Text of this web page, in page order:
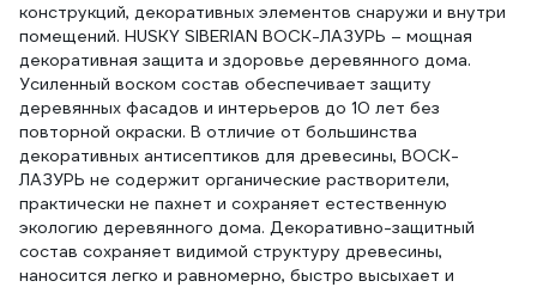
конструкций, декоративных элементов снаружи и внутри
помещений. HUSKY SIBERIAN ВОСК-ЛАЗУРЬ – мощная
декоративная защита и здоровье деревянного дома.
Усиленный воском состав обеспечивает защиту
деревянных фасадов и интерьеров до 10 лет без
повторной окраски. В отличие от большинства
декоративных антисептиков для древесины, ВОСК-
ЛАЗУРЬ не содержит органические растворители,
практически не пахнет и сохраняет естественную
экологию деревянного дома. Декора­тивно-защитный
состав сохраняет видимой структуру древесины,
наносится легко и равномерно, быстро высыхает и